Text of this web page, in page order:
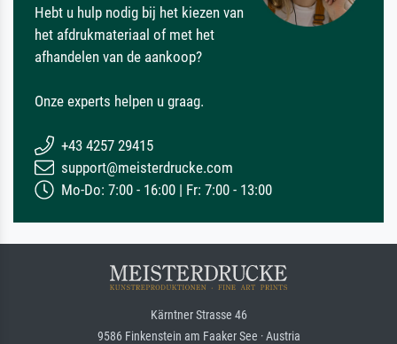
Hebt u hulp nodig bij het kiezen van
het afdrukmateriaal of met het
afhandelen van de aankoop?
Onze experts helpen u graag.
+43 4257 29415
support@meisterdrucke.com
Mo-Do: 7:00 - 16:00 | Fr: 7:00 - 13:00
Kärntner Strasse 46
9586 Finkenstein am Faaker See · Austria